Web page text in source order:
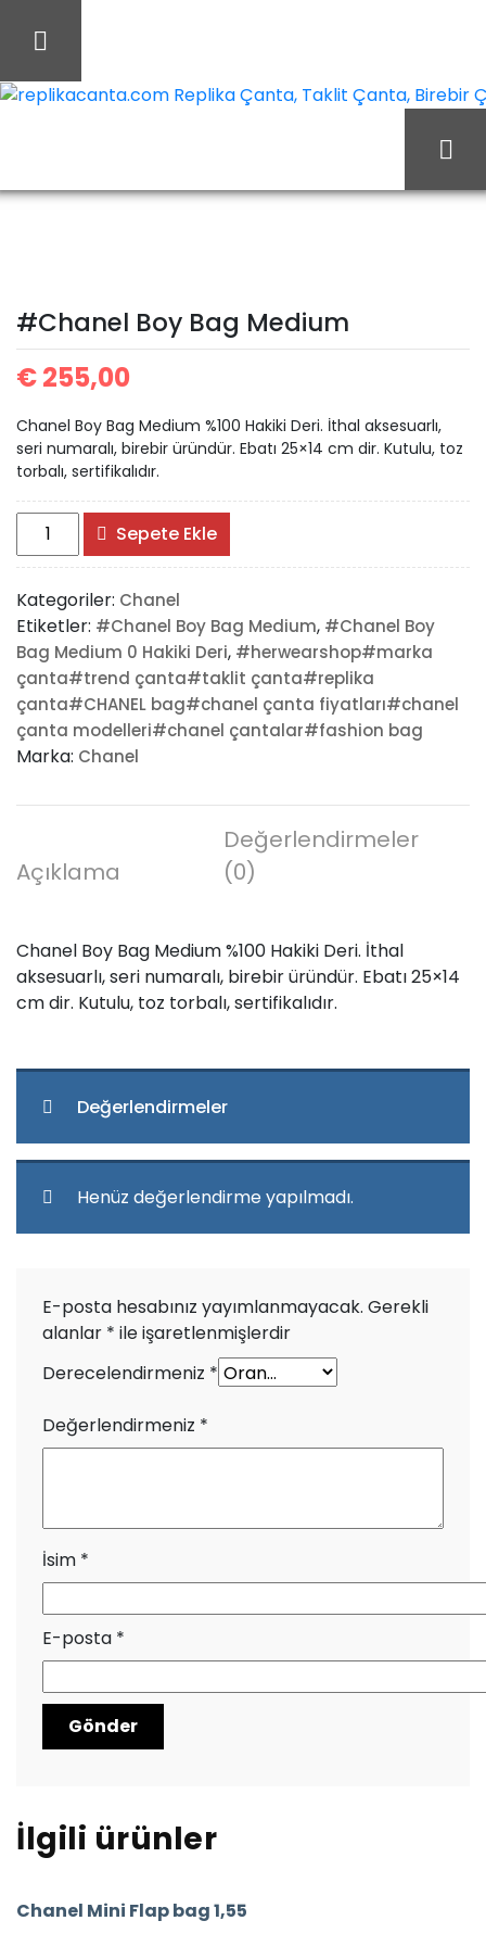
#Chanel Boy
#Chanel Boy Bag Medium
€255,00
Chanel Boy Bag Medium %100 Hakiki Deri. İthal aksesuarlı,
seri numaralı, birebir üründür. Ebatı 25×14 cm dir. Kutulu, toz
torbalı, sertifikalıdır.
#Chanel
Boy
Bag
Medium
adet
Sepete Ekle
Kategoriler: Chanel
Etiketler: #Chanel Boy Bag Medium, #Chanel Boy
Bag Medium 0 Hakiki Deri, #herwearshop#marka
çanta#trend çanta#taklit çanta#replika
çanta#CHANEL bag#chanel çanta fiyatları#chanel
çanta modelleri#chanel çantalar#fashion bag
Marka: Chanel
Açıklama
Değerlendirmeler
(0)
Chanel Boy Bag Medium %100 Hakiki Deri. İthal
aksesuarlı, seri numaralı, birebir üründür. Ebatı 25×14
cm dir. Kutulu, toz torbalı, sertifikalıdır.
Değerlendirmeler
Henüz değerlendirme yapılmadı.
E-posta hesabınız yayımlanmayacak. Gerekli
alanlar * ile işaretlenmişlerdir
Derecelendirmeniz *
Değerlendirmeniz *
İsim *
E-posta *
İlgili ürünler
Chanel Mini Flap bag 1,55